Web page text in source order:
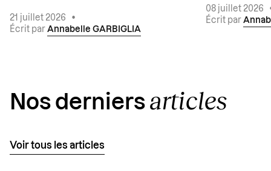
21 juillet 2026
•
Écrit par Annabelle GARBIGLIA
08 juillet 2026
Écrit par
Nos derniers articles
Voir tous les articles